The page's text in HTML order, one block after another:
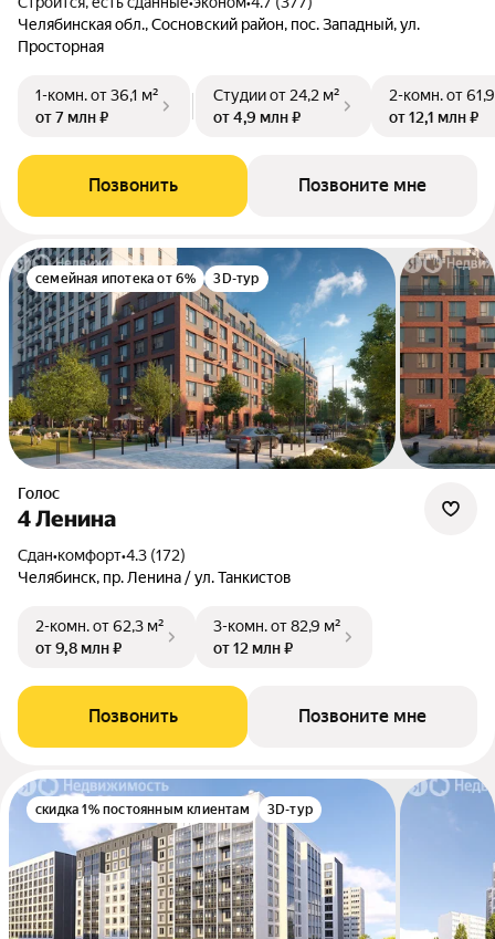
Челябинская обл., Сосновский район, пос. Западный, ул.
Просторная
1-комн.от 36,1 м²
от 7 млн ₽
Студииот 24,2 м²
от 4,9 млн ₽
2-комн.от
от 12,1 млн ₽
Позвонить Позвоните мне
семейная ипотека от 6% 3D-тур
Голос
4 Ленина
Сдан•комфорт•4.3 (172)
Челябинск, пр. Ленина / ул. Танкистов
2-комн.от 62,3 м²
от 9,8 млн ₽
3-комн.от 82,9 м²
от 12 млн ₽
Позвонить Позвоните мне
скидка 1% постоянным клиентам 3D-тур